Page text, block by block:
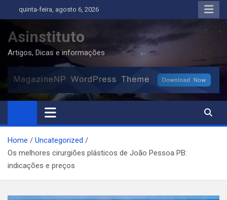
to
content
quinta-feira, agosto 6, 2026
Asinstituto
Artigos, Dicas e informações
Home
Uncategorized
Os melhores cirurgiões plásticos de João Pessoa PB:
indicações e preços